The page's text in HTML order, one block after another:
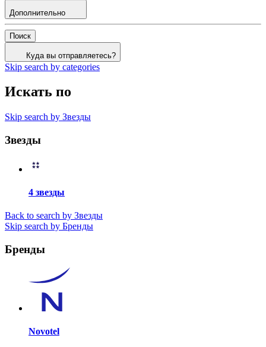
Дополнительно
Поиск
Куда вы отправляетесь?
Skip search by categories
Искать по
Skip search by Звезды
Звезды
4 звезды
Back to search by Звезды
Skip search by Бренды
Бренды
Novotel